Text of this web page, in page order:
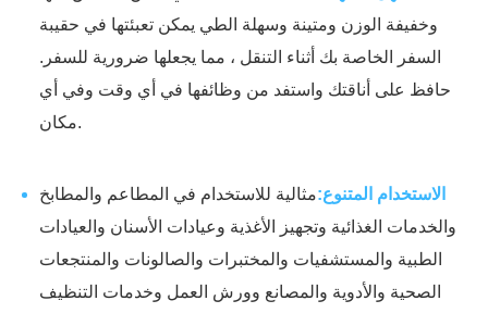
وخفيفة الوزن ومتينة وسهلة الطي يمكن تعبئتها في حقيبة
السفر الخاصة بك أثناء التنقل ، مما يجعلها ضرورية للسفر.
حافظ على أناقتك واستفد من وظائفها في أي وقت وفي أي
مكان.
الاستخدام المتنوع:مثالية للاستخدام في المطاعم والمطابخ
والخدمات الغذائية وتجهيز الأغذية وعيادات الأسنان والعيادات
الطبية والمستشفيات والمختبرات والصالونات والمنتجعات
الصحية والأدوية والمصانع وورش العمل وخدمات التنظيف